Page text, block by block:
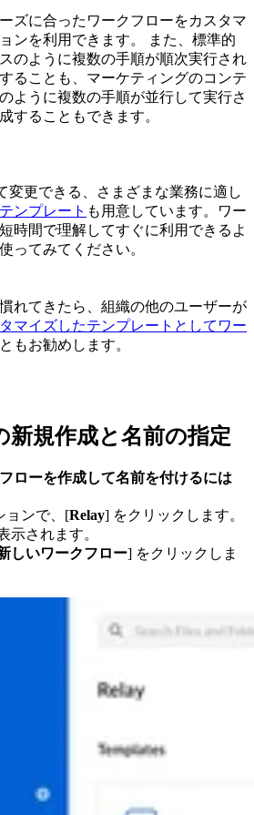
ズに合ったワークフローをカスタマ
ンを利用できます。 また、標準的
のように複数の手順が順次実行され
ることも、マーケティングのコンテ
ように複数の手順が並行して実行さ
することもできます。
変更できる、さまざまな業務に適し
ンプレート も用意しています。ワー
時間で理解してすぐに利用できるよ
ってみてください。
れてきたら、組織の他のユーザーが
マイズしたテンプレートとしてワー
もお勧めします。
新規作成と名前の指定
ローを作成して名前を付けるには
ョンで、[Relay] をクリックします。
示されます。
しいワークフロー] をクリックしま